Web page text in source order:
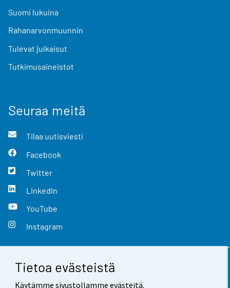
Tietoa evästeistä
Käytämme sivustollamme evästeitä.
Suomi lukuina
Rahanarvonmuunnin
Tulevat julkaisut
Tutkimusaineistot
Seuraa meitä
Tilaa uutisviesti
Facebook
Twitter
LinkedIn
YouTube
Instagram
Yhteystiedot